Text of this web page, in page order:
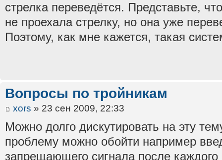
стрелка переведётся. Представьте,
не проехала стрелку, но она уже
Поэтому, как мне кажется, такая
Вопросы по тройникам
xors » 23 сен 2009, 22:33
Можно долго дискутировать на эту
проблему можно обойти например
запрещающего сигнала после